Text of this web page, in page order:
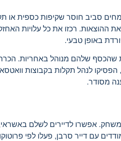
סביב חוסר שקיפות כספית או
ההוצאות. רכזו את כל עלויות
באופן טבעי.
שהכסף שלהם מנוהל באחריות.
לנהל תקלות בקבוצות
מסודר.
אפשרו לדיירים לשלם
עם דייר סרבן, פעלו לפי